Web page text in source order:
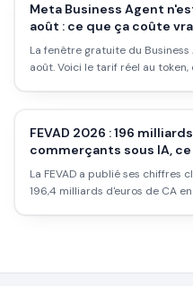
Meta Business Agent
août : ce que ça coûte
La fenêtre gratuite du
août. Voici le tarif réel au
FEVAD 2026 : 196
commerçants sous IA,
La FEVAD a publié ses chiffres
196,4 milliards d'euros de CA